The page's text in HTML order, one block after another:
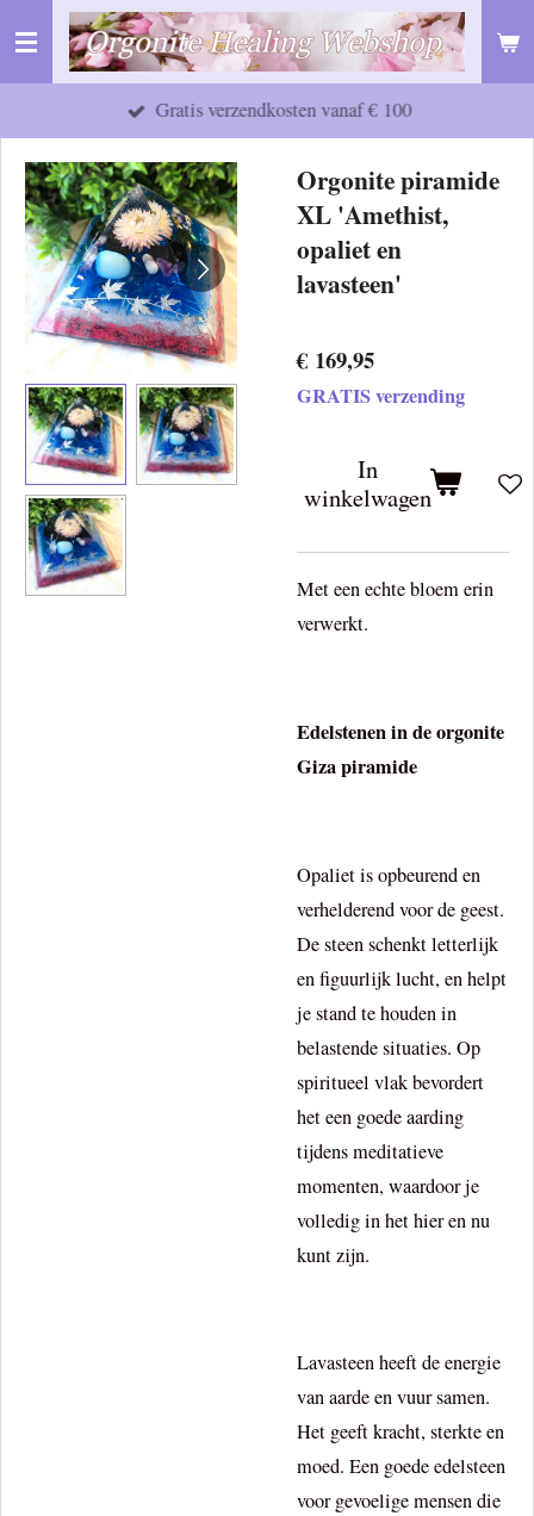
Ga
hoofdinhoud
Gratis verzendkosten vanaf € 100
Orgonite piramide
XL 'Amethist,
opaliet en
lavasteen'
€ 169,95
GRATIS verzending
In
winkelwagen
Met een echte bloem erin
verwerkt.
Edelstenen in de orgonite
Giza piramide
Opaliet is opbeurend en
verhelderend voor de geest.
De steen schenkt letterlijk
en figuurlijk lucht, en helpt
je stand te houden in
belastende situaties. Op
spiritueel vlak bevordert
het een goede aarding
tijdens meditatieve
momenten, waardoor je
volledig in het hier en nu
kunt zijn.
Lavasteen heeft de energie
van aarde en vuur samen.
Het geeft kracht, sterkte en
moed. Een goede edelsteen
voor gevoelige mensen die